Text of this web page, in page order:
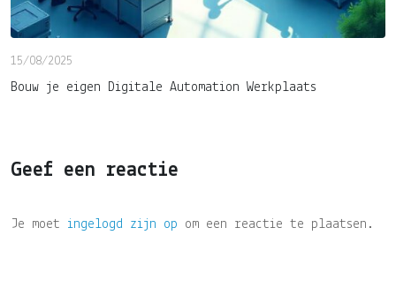
15/08/2025
Bouw je eigen Digitale Automation Werkplaats
Geef een reactie
Je moet ingelogd zijn op om een reactie te plaatsen.